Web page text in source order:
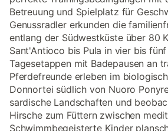
Betreuung und Spielplatz für
Genussradler erkunden die
entlang der Südwestküste über 80
Sant'Antioco bis Pula in vier bis
Tagesetappen mit Badepausen an
Pferdefreunde erleben im
Donnortei südlich von Nuoro
sardische Landschaften und
Hirsche zum Füttern zwischen
Schwimmbegeisterte Kinder